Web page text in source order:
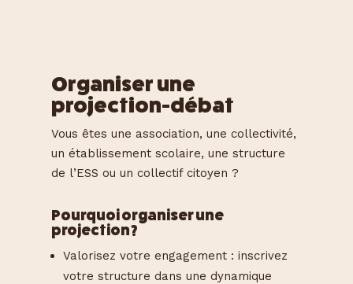
Organiser une
projection-débat
Vous êtes une association, une collectivité,
un établissement scolaire, une structure
de l’ESS ou un collectif citoyen ?
Pourquoi organiser une
projection ?
Valorisez votre engagement : inscrivez
votre structure dans une dynamique